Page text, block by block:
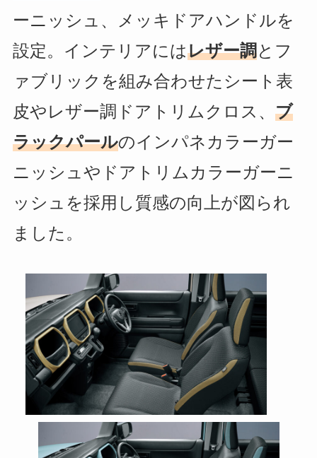
ーニッシュ、メッキドアハンドルを
設定。インテリアにはレザー調とフ
ァブリックを組み合わせたシート表
皮やレザー調ドアトリムクロス、 ブ
ラックパールのインパネカラーガー
ニッシュやドアトリムカラーガーニ
ッシュを採用し質感の向上が図られ
ました。